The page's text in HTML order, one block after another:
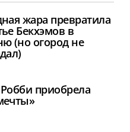
жара превратила
Бекхэмов в
(но огород не
приобрела